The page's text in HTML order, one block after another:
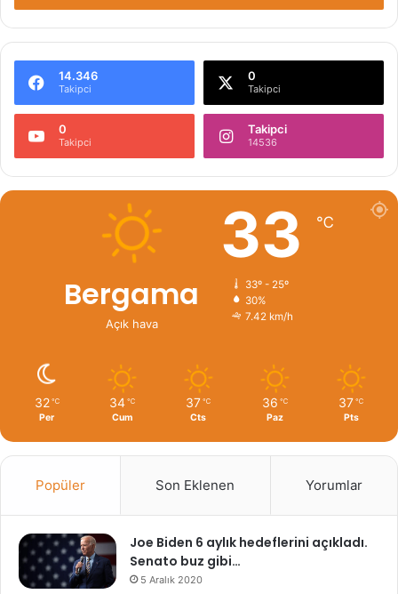
14.346
Takipci
0
Takipci
0
Takipci
Takipci
14536
Bergama
Açık hava
33 ℃
33º - 25º
30%
7.42 km/h
32 ℃
Per
34 ℃
Cum
37 ℃
Cts
36 ℃
Paz
37 ℃
Pts
Popüler Son Eklenen Yorumlar
Joe Biden 6 aylık hedeflerini açıkladı.
Senato buz gibi…
5 Aralık 2020